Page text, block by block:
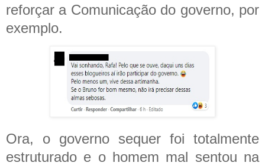
reforçar a Comunicação do governo, por
exemplo.
Ora, o governo sequer foi totalmente
estruturado e o homem mal sentou na